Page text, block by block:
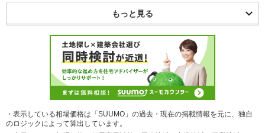
もっと見る
・表示している相場価格は「SUUMO」の過去・現在の掲載情報を元に、独自
のロジックによって算出しています。